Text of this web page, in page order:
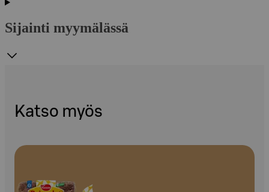
Sijainti myymälässä
Katso myös